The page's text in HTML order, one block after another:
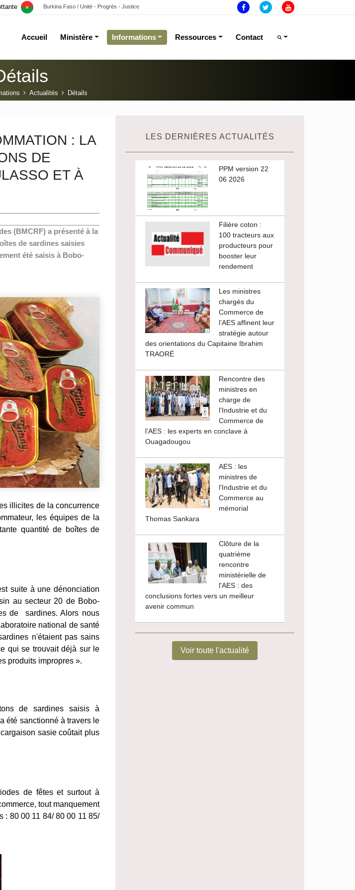
Burkina Faso / Unité - Progrès - Justice
Accueil Ministère Informations Ressources Contact
Actualités Détails
: LA
DE
ET À
(BMCRF) a présenté à la
de sardines saisies
été saisis à Bobo-
illicites de la concurrence
les équipes de la
quantité de boîtes de
suite à une dénonciation
au secteur 20 de Bobo-
de sardines. Alors nous
national de santé
n'étaient pas sains
qui se trouvait déjà sur le
produits impropres ».
de sardines saisis à
été sanctionné à travers le
sasie coûtait plus
de fêtes et surtout à
tout manquement
: 80 00 11 84/ 80 00 11 85/
LES DERNIÈRES ACTUALITÉS
PPM version 22
06 2026
Filière coton :
100 tracteurs aux
producteurs pour
booster leur
rendement
Les ministres
chargés du
Commerce de
l’AES affinent leur
stratégie autour
des orientations du Capitaine Ibrahim
TRAORÉ
Rencontre des
ministres en
charge de
l’Industrie et du
Commerce de
l'AES : les experts en conclave à
Ouagadougou
AES : les
ministres de
l'Industrie et du
Commerce au
mémorial
Thomas Sankara
Clôture de la
quatrième
rencontre
ministérielle de
l'AES : des
conclusions fortes vers un meilleur
avenir commun
Voir toute l'actualité